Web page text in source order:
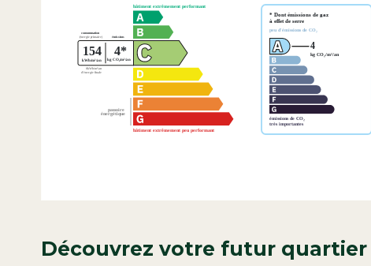
Découvrez votre futur quartier